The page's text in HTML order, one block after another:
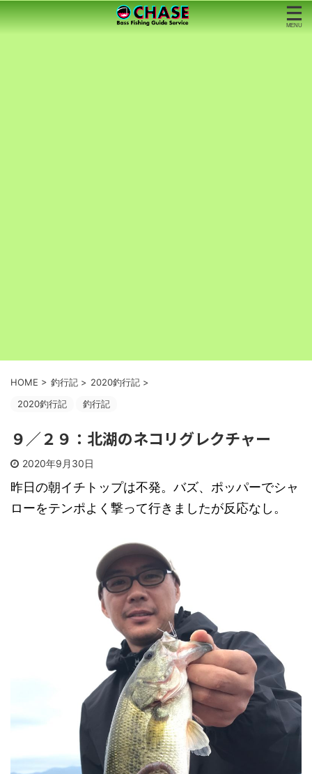
HOME > 釣行記 > 2020釣行記 >
2020釣行記
釣行記
９／２９：北湖のネコリグレクチャー
2020年9月30日
昨日の朝イチトップは不発。バズ、ポッパーでシャ
ローをテンポよく撃って行きましたが反応なし。